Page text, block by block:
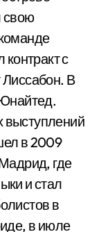
свою
с
Лиссабон. В
выступлений
в 2009
где
и стал
в
в июле